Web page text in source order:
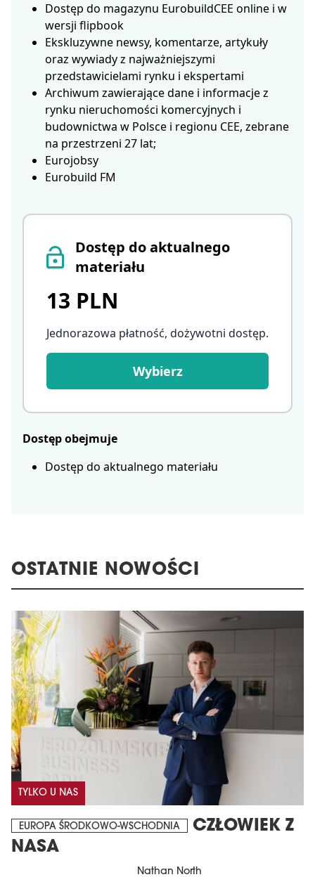
Dostęp do aktualnego
materiału
13 PLN
Jednorazowa płatność, dożywotni dostęp.
Wybierz
Dostęp obejmuje
Dostęp do aktualnego materiału
Dostęp do magazynu EurobuildCEE online i w
wersji flipbook
Ekskluzywne newsy, komentarze, artykuły
oraz wywiady z najważniejszymi
przedstawicielami rynku i ekspertami
Archiwum zawierające dane i informacje z
rynku nieruchomości komercyjnych i
budownictwa w Polsce i regionu CEE, zebrane
na przestrzeni 27 lat;
Eurojobsy
Eurobuild FM
OSTATNIE NOWOŚCI
TYLKO U NAS
EUROPA ŚRODKOWO-WSCHODNIA
CZŁOWIEK Z
NASA
Nathan North